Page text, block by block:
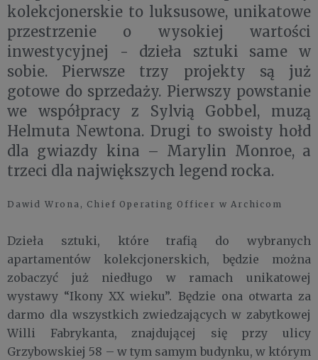
kolekcjonerskie to luksusowe, unikatowe
przestrzenie o wysokiej wartości
inwestycyjnej - dzieła sztuki same w
sobie. Pierwsze trzy projekty są już
gotowe do sprzedaży. Pierwszy powstanie
we współpracy z Sylvią Gobbel, muzą
Helmuta Newtona. Drugi to swoisty hołd
dla gwiazdy kina – Marylin Monroe, a
trzeci dla największych legend rocka.
Dawid Wrona, Chief Operating Officer w Archicom
Dzieła sztuki, które trafią do wybranych
apartamentów kolekcjonerskich, będzie można
zobaczyć już niedługo w ramach unikatowej
wystawy “Ikony XX wieku”. Będzie ona otwarta za
darmo dla wszystkich zwiedzających w zabytkowej
Willi Fabrykanta, znajdującej się przy ulicy
Grzybowskiej 58 – w tym samym budynku, w którym